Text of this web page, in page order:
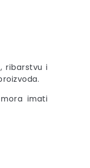
ribarstvu i
imati